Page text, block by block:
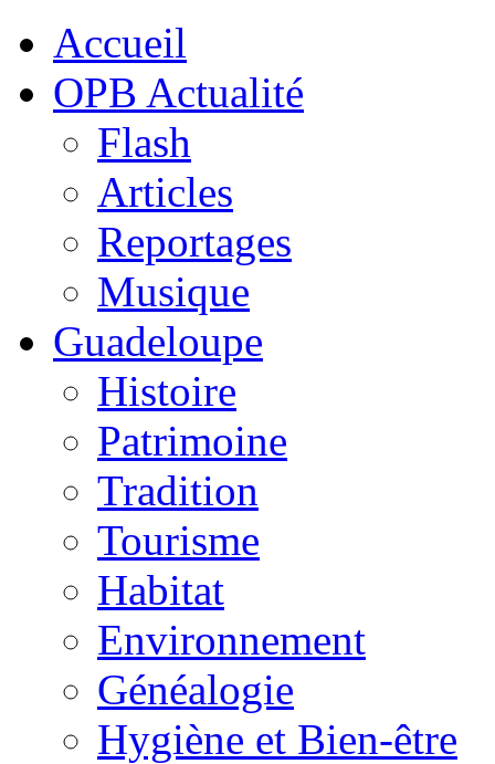
Accueil
OPB Actualité
Flash
Articles
Reportages
Musique
Guadeloupe
Histoire
Patrimoine
Tradition
Tourisme
Habitat
Environnement
Généalogie
Hygiène et Bien-être